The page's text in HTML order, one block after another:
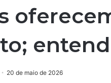
20 de maio de 2026